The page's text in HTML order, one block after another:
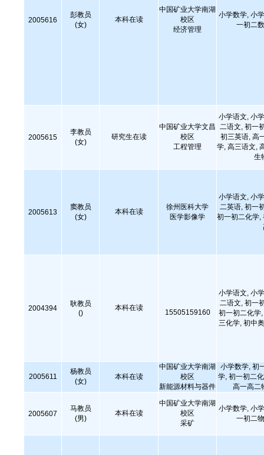
2005616
彭教员
(女)
本科在读
中国矿业大学南湖
校区
经济管理
小学数学, 小
一初二
2005615
李教员
(女)
研究生在读
中国矿业大学文昌
校区
工程管理
小学语文, 小
二语文, 初一
初三英语, 高
学, 高三语文,
生
2005613
窦教员
(女)
本科在读
徐州医科大学
医学影像学
小学语文, 小
二英语, 初一
初一初二化学,
2004394
耿教员
()
本科在读
15505159160
小学语文, 小
二语文, 初一
初一初二化学
三化学, 初中
2005611
杨教员
(女)
本科在读
中国矿业大学南湖
校区
新能源材料与器件
小学数学, 初
学, 初一初二
高一高二
2005607
马教员
(男)
本科在读
中国矿业大学南湖
校区
采矿
小学数学, 小
一初二